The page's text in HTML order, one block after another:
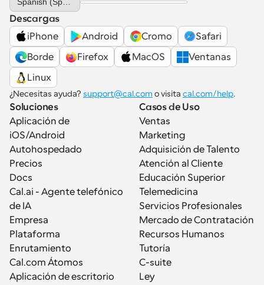
Descargas
iPhone
Android Cromo
Safari
Borde
Firefox MacOS
Ventanas
Linux
¿Necesitas ayuda? support@cal.com o visita cal.com/help.
Soluciones
Aplicación de
iOS/Android
Autohospedado
Precios
Docs
Cal.ai - Agente telefónico
de IA
Empresa
Plataforma
Enrutamiento
Cal.com Átomos
Aplicación de escritorio
Casos de Uso
Ventas
Marketing
Adquisición de Talento
Atención al Cliente
Educación Superior
Telemedicina
Servicios Profesionales
Mercado de Contratación
Recursos Humanos
Tutoría
C-suite
Ley